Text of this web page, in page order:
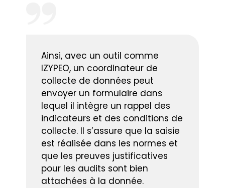
Ainsi, avec un outil comme
IZYPEO, un coordinateur de
collecte de données peut
envoyer un formulaire dans
lequel il intègre un rappel des
indicateurs et des conditions de
collecte. Il s’assure que la saisie
est réalisée dans les normes et
que les preuves justificatives
pour les audits sont bien
attachées à la donnée.